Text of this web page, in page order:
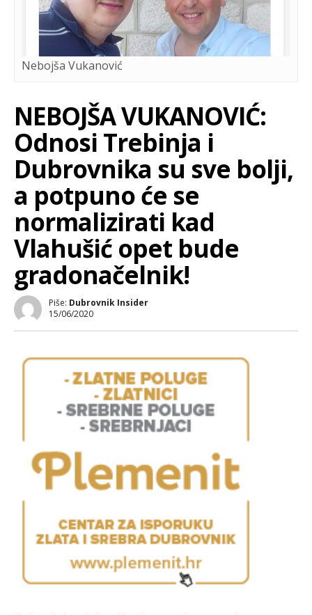
Nebojša Vukanović
NEBOJŠA VUKANOVIĆ:
Odnosi Trebinja i
Dubrovnika su sve bolji,
a potpuno će se
normalizirati kad
Vlahušić opet bude
gradonačelnik!
Piše: Dubrovnik Insider
15/06/2020